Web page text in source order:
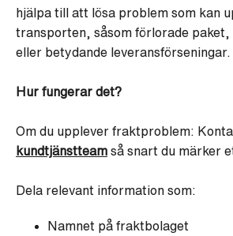
hjälpa till att lösa problem som kan
transporten, såsom förlorade paket,
eller betydande leveransförseningar.
Hur fungerar det?
Om du upplever fraktproblem:
kundtjänstteam så snart du märker
Dela relevant information som:
Namnet på fraktbolaget